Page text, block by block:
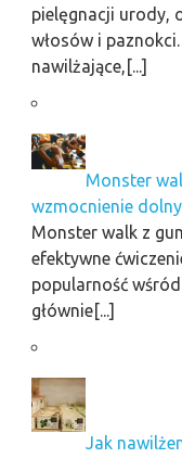
pielęgnacji urody,
włosów i
nawilżające,[...]
Monster
wzmocnienie
Monster walk z
efektywne
popularność
głównie[...]
Jak